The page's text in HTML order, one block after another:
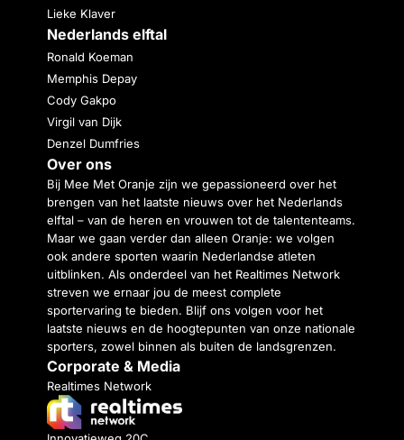
Lieke Klaver
Nederlands elftal
Ronald Koeman
Memphis Depay
Cody Gakpo
Virgil van Dijk
Denzel Dumfries
Over ons
Bij Mee Met Oranje zijn we gepassioneerd over het
brengen van het laatste nieuws over het Nederlands
elftal – van de heren en vrouwen tot de talententeams.
Maar we gaan verder dan alleen Oranje: we volgen
ook andere sporten waarin Nederlandse atleten
uitblinken. Als onderdeel van het Realtimes Network
streven we ernaar jou de meest complete
sportervaring te bieden. Blijf ons volgen voor het
laatste nieuws en de hoogtepunten van onze nationale
sporters, zowel binnen als buiten de landsgrenzen.
Corporate & Media
Realtimes Network